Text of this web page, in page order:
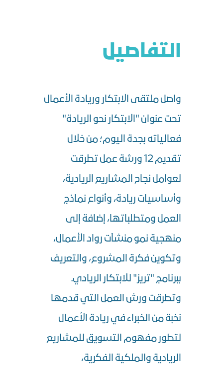
التفاصيل
واصل ملتقى الابتكار وريادة الأعمال
تحت عنوان "الابتكار نحو الريادة"
فعالياته بجدة اليوم؛ من خلال
تقديم 12 ورشة عمل تطرقت
لعوامل نجاح المشاريع الريادية،
وأساسيات ريادة، وأنواع نماذج
العمل ومتطلباتها، إضافة إلى
منهجية نمو منشآت رواد الأعمال،
وتكوين فكرة المشروع، والتعريف
ببرنامج "تريز" للابتكار الريادي.
وتطرقت ورش العمل التي قدمها
نخبة من الخبراء في ريادة الأعمال
لتطور مفهوم التسويق للمشاريع
الريادية والملكية الفكرية،